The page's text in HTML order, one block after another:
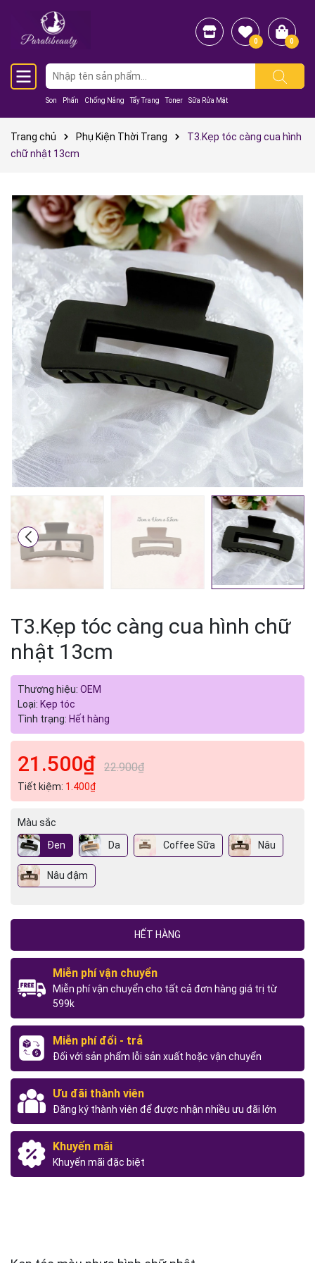
Son Phấn Chống Nắng Tẩy Trang Toner Sữa Rửa Mặt
0 0
Trang chủ Phụ Kiện Thời Trang
T3.Kẹp tóc càng cua hình
chữ nhật 13cm
T3.Kẹp tóc càng cua hình chữ
nhật 13cm
Thương hiệu: OEM
Loại: Kẹp tóc
Tình trạng: Hết hàng
21.500₫ 22.900₫
Tiết kiệm: 1.400₫
Màu sắc
Đen
Da Coffee Sữa Nâu
Nâu đậm
HẾT HÀNG
Miễn phí vận chuyển
Miễn phí vận chuyển cho tất cả đơn hàng giá trị từ
599k
Miễn phí đổi - trả
Đối với sản phẩm lỗi sản xuất hoặc vận chuyển
Ưu đãi thành viên
Đăng ký thành viên để được nhận nhiều ưu đãi lớn
Khuyến mãi
Khuyến mãi đặc biệt
Mã giảm giá:
Ngày hết hạn:
Điều kiện: